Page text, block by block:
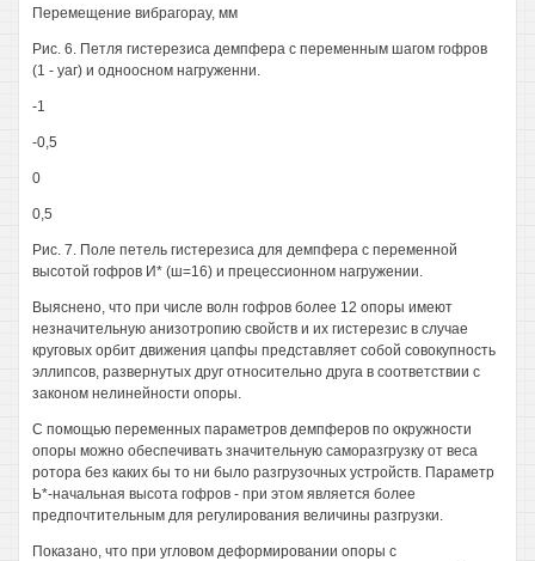
Перемещение вибрагорау, мм
Рис. 6. Петля гистерезиса демпфера с переменным шагом гофров
(1 - уаг) и одноосном нагруженни.
-1
-0,5
0
0,5
Рис. 7. Поле петель гистерезиса для демпфера с переменной
высотой гофров И* (ш=16) и прецессионном нагружении.
Выяснено, что при числе волн гофров более 12 опоры имеют
незначительную анизотропию свойств и их гистерезис в случае
круговых орбит движения цапфы представляет собой совокупность
эллипсов, развернутых друг относительно друга в соответствии с
законом нелинейности опоры.
С помощью переменных параметров демпферов по окружности
опоры можно обеспечивать значительную саморазгрузку от веса
ротора без каких бы то ни было разгрузочных устройств. Параметр
Ь*-начальная высота гофров - при этом является более
предпочтительным для регулирования величины разгрузки.
Показано, что при угловом деформировании опоры с